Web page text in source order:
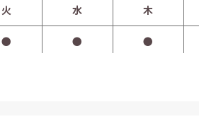
火 水 木
● ● ●